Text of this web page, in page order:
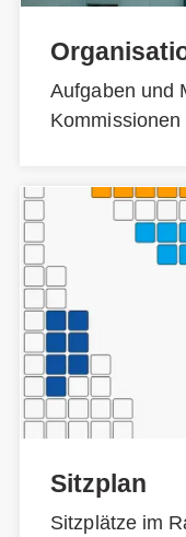
Aufgaben und
Kommissionen
Sitzplan
Sitzplätze im